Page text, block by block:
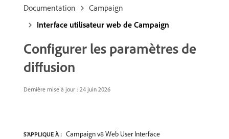
Documentation
Campaign
Interface utilisateur web de Campaign
Configurer les paramètres de
diffusion
Dernière mise à jour : 24 juin 2026
S'APPLIQUE À : Campaign v8 Web User Interface